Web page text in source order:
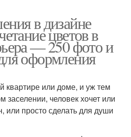
в дизайне
цветов в
— 250 фото и
оформления
квартире или доме, и уж тем
заселении, человек хочет или
или просто сделать для души